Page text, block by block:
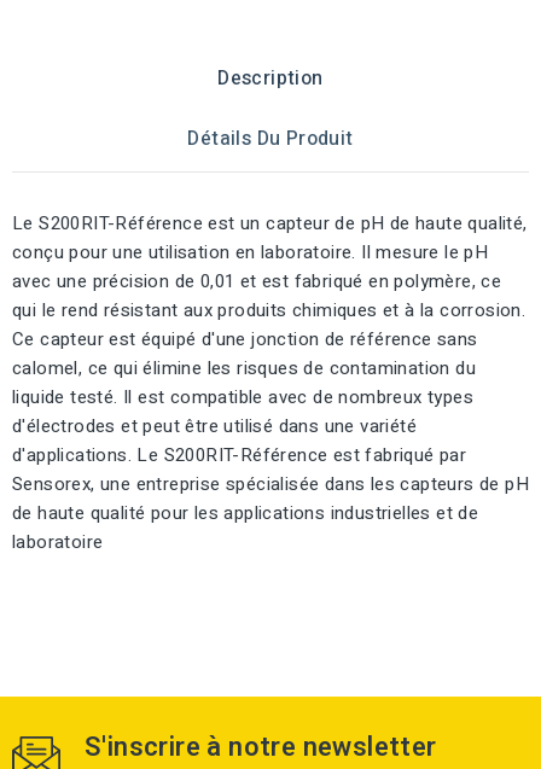
Description
Détails Du Produit
Le S200RIT-Référence est un capteur de pH de haute qualité,
conçu pour une utilisation en laboratoire. Il mesure le pH
avec une précision de 0,01 et est fabriqué en polymère, ce
qui le rend résistant aux produits chimiques et à la corrosion.
Ce capteur est équipé d'une jonction de référence sans
calomel, ce qui élimine les risques de contamination du
liquide testé. Il est compatible avec de nombreux types
d'électrodes et peut être utilisé dans une variété
d'applications. Le S200RIT-Référence est fabriqué par
Sensorex, une entreprise spécialisée dans les capteurs de pH
de haute qualité pour les applications industrielles et de
laboratoire
S'inscrire à notre newsletter